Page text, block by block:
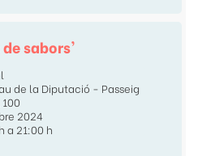
sabors'
de la Diputació - Passeig
2024
a 21:00 h